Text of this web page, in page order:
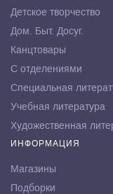
Детское творчество
Дом. Быт. Досуг.
Канцтовары
С отделениями
Специальная
Учебная литература
Художественная
ИНФОРМАЦИЯ
Магазины
Подборки